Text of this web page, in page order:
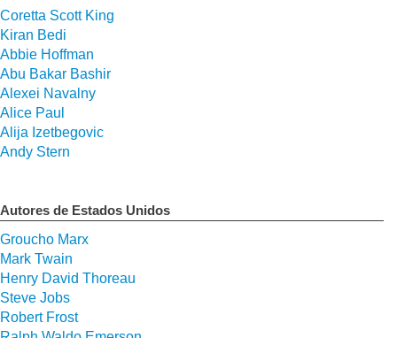
Coretta Scott King
Kiran Bedi
Abbie Hoffman
Abu Bakar Bashir
Alexei Navalny
Alice Paul
Alija Izetbegovic
Andy Stern
Autores de Estados Unidos
Groucho Marx
Mark Twain
Henry David Thoreau
Steve Jobs
Robert Frost